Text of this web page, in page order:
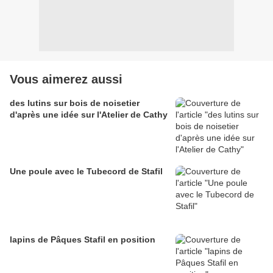
Vous aimerez aussi
des lutins sur bois de noisetier
d'après une idée sur l'Atelier de Cathy
Une poule avec le Tubecord de Stafil
lapins de Pâques Stafil en position